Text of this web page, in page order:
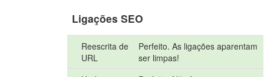
Ligações SEO
Reescrita de
URL
Perfeito. As ligações aparentam
ser limpas!